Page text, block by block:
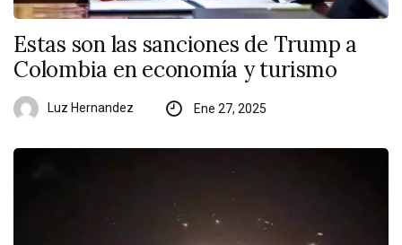
Estas son las sanciones de Trump a
Colombia en economía y turismo
Luz Hernandez Ene 27, 2025